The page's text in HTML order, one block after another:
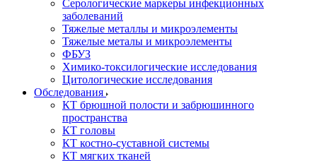
Серологические маркеры инфекционных
заболеваний
Тяжелые металлы и микроэлементы
Тяжелые металы и микроэлементы
ФБУЗ
Химико-токсилогические исследования
Цитологические исследования
Обследования
КТ брюшной полости и забрюшинного
пространства
КТ головы
КТ костно-суставной системы
КТ мягких тканей